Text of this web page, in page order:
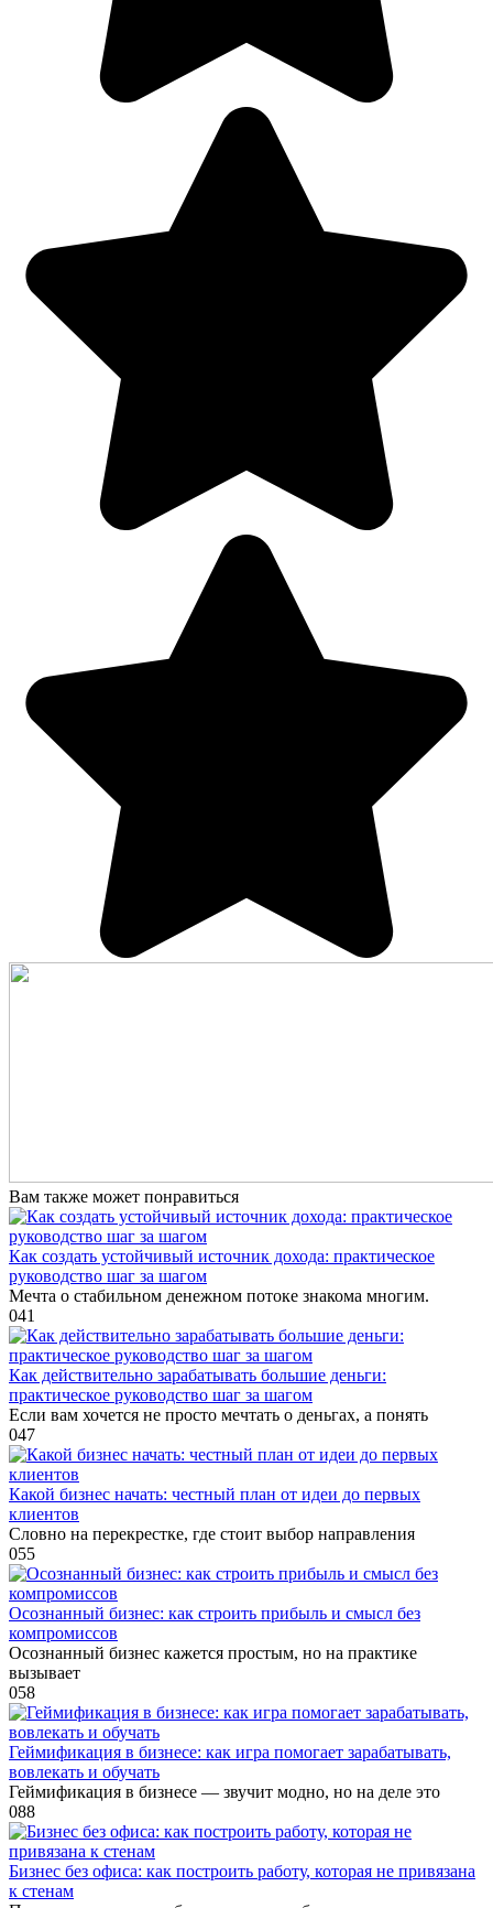
Вам также может понравиться
Как создать устойчивый источник дохода: практическое
руководство шаг за шагом
Мечта о стабильном денежном потоке знакома многим.
041
Как действительно зарабатывать большие деньги:
практическое руководство шаг за шагом
Если вам хочется не просто мечтать о деньгах, а понять
047
Какой бизнес начать: честный план от идеи до первых
клиентов
Словно на перекрестке, где стоит выбор направления
055
Осознанный бизнес: как строить прибыль и смысл без
компромиссов
Осознанный бизнес кажется простым, но на практике
вызывает
058
Геймификация в бизнесе: как игра помогает зарабатывать,
вовлекать и обучать
Геймификация в бизнесе — звучит модно, но на деле это
088
Бизнес без офиса: как построить работу, которая не привязана
к стенам